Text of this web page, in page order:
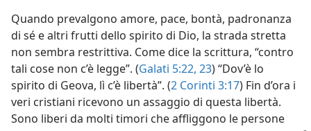
Quando prevalgono amore, pace, bontà, padronanza
di sé e altri frutti dello spirito di Dio, la strada stretta
non sembra restrittiva. Come dice la scrittura, “contro
tali cose non c’è legge”. (Galati 5:22, 23) “Dov’è lo
spirito di Geova, lì c’è libertà”. (2 Corinti 3:17) Fin d’ora i
veri cristiani ricevono un assaggio di questa libertà.
Sono liberi da molti timori che affliggono le persone